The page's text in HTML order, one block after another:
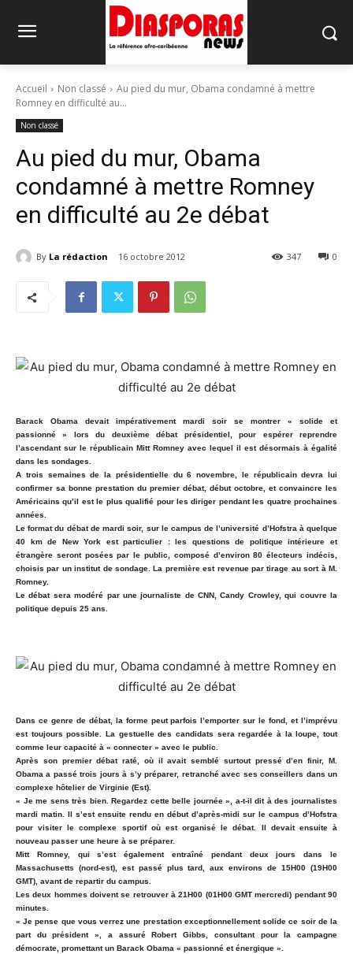
Accueil Non classé
Au pied du mur, Obama condamné à mettre
Romney en difficulté au...
Non classé
Au pied du mur, Obama
condamné à mettre Romney
en difficulté au 2e débat
By La rédaction 16 octobre 2012 0
347
Barack Obama devait impérativement mardi soir se montrer « solide et
passionné » lors du deuxième débat présidentiel, pour espérer reprendre
l’ascendant sur le républicain Mitt Romney avec lequel il est désormais à égalité
dans les sondages.
A trois semaines de la présidentielle du 6 novembre, le républicain devra lui
confirmer sa bonne prestation du premier débat, début octobre, et convaincre les
Américains qu’il est le plus qualifié pour les diriger pendant les quatre prochaines
années.
Le format du débat de mardi soir, sur le campus de l’université d’Hofstra à quelque
40 km de New York est particulier : les questions de politique intérieure et
étrangère seront posées par le public, composé d’environ 80 électeurs indécis,
choisis par un institut de sondage. La première est revenue par tirage au sort à M.
Romney.
Le débat sera modéré par une journaliste de CNN, Candy Crowley, qui couvre la
politique depuis 25 ans.
Dans ce genre de débat, la forme peut parfois l’emporter sur le fond, et l’imprévu
est toujours possible. La gestuelle des candidats sera regardée à la loupe, tout
comme leur capacité à « connecter » avec le public.
Après son premier débat raté, où il avait semblé surtout pressé d’en finir, M.
Obama a passé trois jours à s’y préparer, retranché avec ses conseillers dans un
complexe hôtelier de Virginie (Est).
« Je me sens très bien. Regardez cette belle journée », a-t-il dit à des journalistes
mardi matin. Il s’est ensuite rendu en début d’après-midi sur le campus d’Hofstra
pour visiter le complexe sportif où est organisé le débat. Il devait ensuite à
nouveau passer une heure à se préparer.
Mitt Romney, qui s’est également entraîné pendant deux jours dans le
Massachusetts (nord-est), est passé plus tard, aux environs de 15H00 (19H00
GMT), avant de repartir du campus.
Les deux hommes doivent se retrouver à 21H00 (01H00 GMT mercredi) pendant 90
minutes.
« Je pense que vous verrez une prestation exceptionnellement solide ce soir de la
part du président », a assuré Robert Gibbs, consultant pour la campagne
démocrate, promettant un Barack Obama « passionné et énergique ».